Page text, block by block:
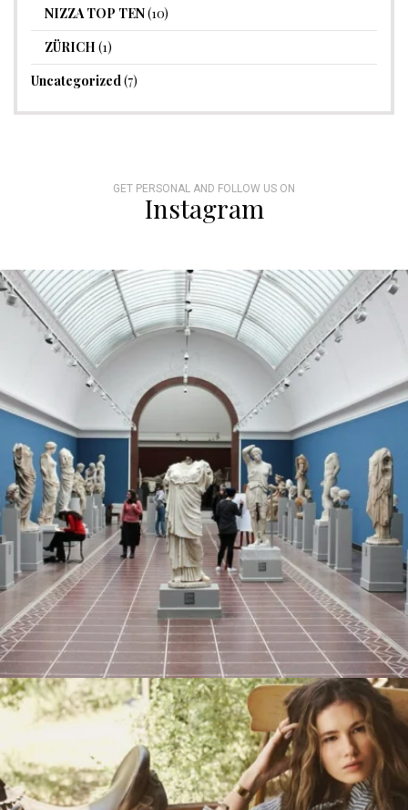
NIZZA TOP TEN(10)
ZÜRICH (1)
Uncategorized(7)
GET PERSONAL AND FOLLOW US ON
Instagram